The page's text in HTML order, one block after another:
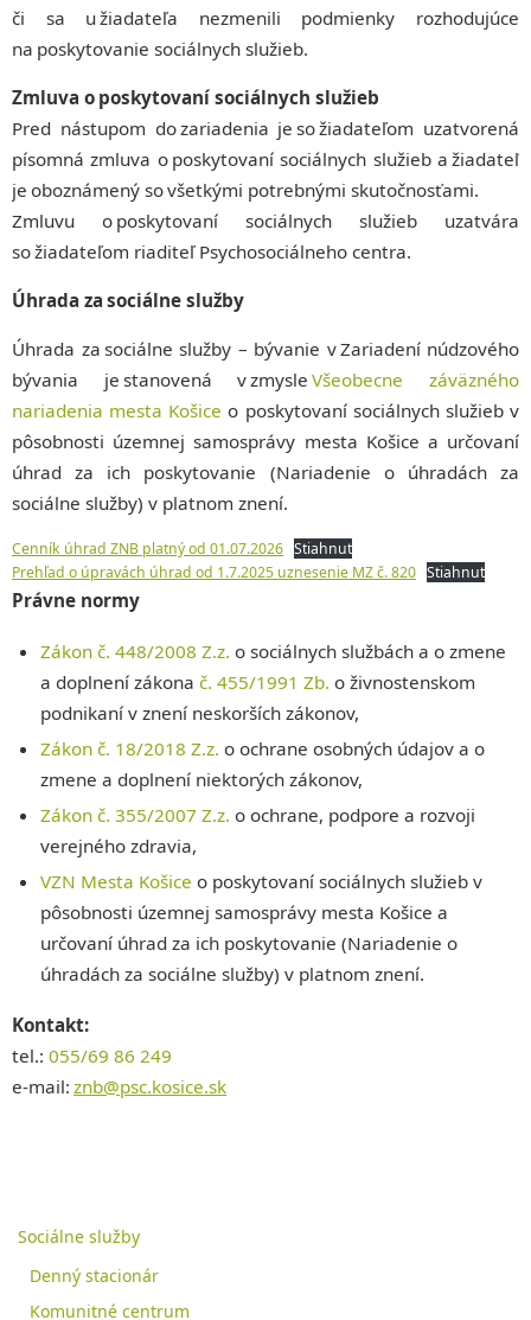
či sa u žiadateľa nezmenili podmienky rozhodujúce
na poskytovanie sociálnych služieb.
Zmluva o poskytovaní sociálnych služieb
Pred nástupom do zariadenia je so žiadateľom uzatvorená
písomná zmluva o poskytovaní sociálnych služieb a žiadateľ
je oboznámený so všetkými potrebnými skutočnosťami.
Zmluvu o poskytovaní sociálnych služieb uzatvára
so žiadateľom riaditeľ Psychosociálneho centra.
Úhrada za sociálne služby
Úhrada za sociálne služby – bývanie v Zariadení núdzového
bývania je stanovená v zmysleVšeobecne záväzného
nariadenia mesta Košice o poskytovaní sociálnych služieb v
pôsobnosti územnej samosprávy mesta Košice a určovaní
úhrad za ich poskytovanie (Nariadenie o úhradách za
sociálne služby) v platnom znení.
Cenník úhrad ZNB platný od 01.07.2026 Stiahnuť
Prehľad o úpravách úhrad od 1.7.2025 uznesenie MZ č. 820 Stiahnuť
Právne normy
Zákon č. 448/2008 Z.z. o sociálnych službách a o zmene
a doplnení zákonač. 455/1991 Zb. o živnostenskom
podnikaní v znení neskorších zákonov,
Zákon č. 18/2018 Z.z. o ochrane osobných údajov a o
zmene a doplnení niektorých zákonov,
Zákon č. 355/2007 Z.z. o ochrane, podpore a rozvoji
verejného zdravia,
VZN Mesta Košice o poskytovaní sociálnych služieb v
pôsobnosti územnej samosprávy mesta Košice a
určovaní úhrad za ich poskytovanie (Nariadenie o
úhradách za sociálne služby) v platnom znení.
Kontakt:
tel.: 055/69 86 249
e-mail: znb@psc.kosice.sk
Sociálne služby
Denný stacionár
Komunitné centrum